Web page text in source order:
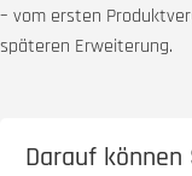
– vom ersten
späteren Erweiterung.
Darauf